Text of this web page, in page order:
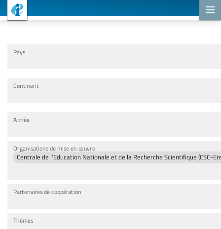
Pays
Continent
Année
Organisations de mise en œuvre
Centrale de l’Education Nationale et de la Recherche Scientifique (CSC-
Partenaires de coopération
Thèmes